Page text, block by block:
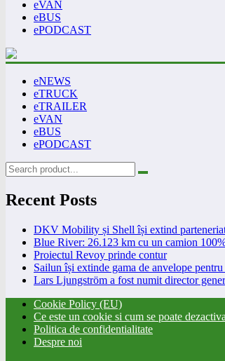
eVAN
eBUS
ePODCAST
eNEWS
eTRUCK
eTRAILER
eVAN
eBUS
ePODCAST
Recent Posts
DKV Mobility și Shell își extind
Blue River: 26.123 km cu un camion
Proiectul Revoy prinde contur
Sailun își extinde gama de anvelope
Lars Ljungström a fost numit director
Cookie Policy (EU)
Ce este un cookie si cum se poate dezactiva
Politica de confidentialitate
Despre noi